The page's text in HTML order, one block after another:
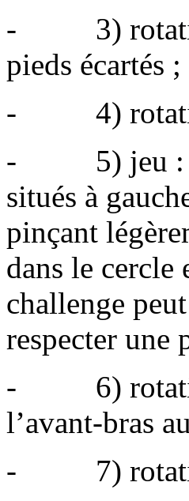
- 3) rotation
pieds écartés ;
- 4)
- 5) jeu :
situés à
pinçant
dans le cercle
challenge
respecter une
- 6) rotation
l’avant-bras
- 7) rotation